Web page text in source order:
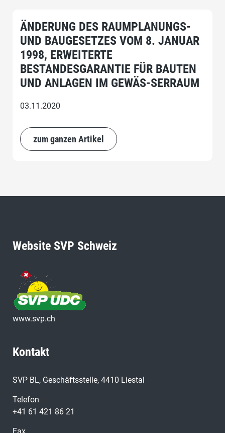
ÄNDERUNG DES RAUMPLANUNGS-
UND BAUGESETZES VOM 8. JANUAR
1998, ERWEITERTE
BESTANDESGARANTIE FÜR BAUTEN
UND ANLAGEN IM GEWÄS-SERRAUM
03.11.2020
zum ganzen Artikel
Website SVP Schweiz
www.svp.ch
Kontakt
SVP BL, Geschäftsstelle, 4410 Liestal
Telefon
+41 61 421 86 21